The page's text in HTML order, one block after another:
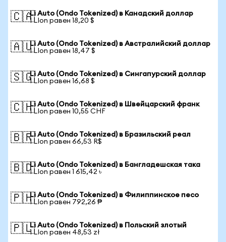
🇨🇦Li Auto (Ondo Tokenized) в Канадский доллар
1 LIon равен 18,20 $
🇦🇺Li Auto (Ondo Tokenized) в Австралийский доллар
1 LIon равен 18,47 $
🇸🇬Li Auto (Ondo Tokenized) в Сингапурский доллар
1 LIon равен 16,68 $
🇨🇭Li Auto (Ondo Tokenized) в Швейцарский франк
1 LIon равен 10,55 CHF
🇧🇷Li Auto (Ondo Tokenized) в Бразильский реал
1 LIon равен 66,53 R$
🇧🇩Li Auto (Ondo Tokenized) в Бангладешская така
1 LIon равен 1 615,42 ৳
🇵🇭Li Auto (Ondo Tokenized) в Филиппинское песо
1 LIon равен 792,26 ₱
🇵🇱Li Auto (Ondo Tokenized) в Польский злотый
1 LIon равен 48,53 zł